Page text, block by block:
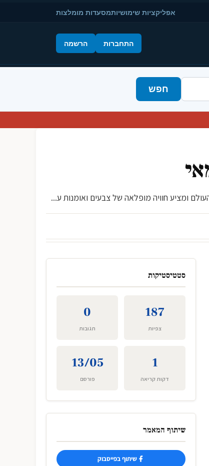
אפליקציות שימושיותמסעדות מומלצות
התחברות הרשמה
חפש
ומציע חוויה מופלאה של צבעים ואומנות ע...
סטטיסטיקות
187
צפיות
0
תגובות
1
דקות קריאה
13/05
פורסם
שיתוף המאמר
שיתוף בפייסבוק